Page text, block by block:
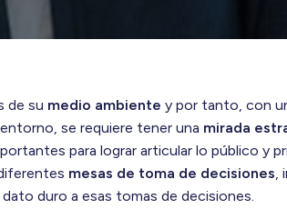
de su medio ambiente y por tanto, con
se requiere tener una mirada
para lograr articular lo público y
mesas de toma de decisiones,
duro a esas tomas de decisiones.